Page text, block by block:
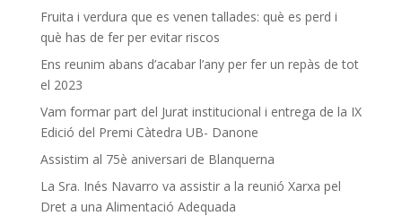
Fruita i verdura que es venen tallades: què es perd i
què has de fer per evitar riscos
Ens reunim abans d’acabar l’any per fer un repàs de tot
el 2023
Vam formar part del Jurat institucional i entrega de la IX
Edició del Premi Càtedra UB- Danone
Assistim al 75è aniversari de Blanquerna
La Sra. Inés Navarro va assistir a la reunió Xarxa pel
Dret a una Alimentació Adequada